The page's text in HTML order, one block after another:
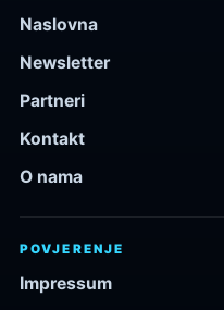
Naslovna
Newsletter
Partneri
Kontakt
O nama
POVJERENJE
Impressum